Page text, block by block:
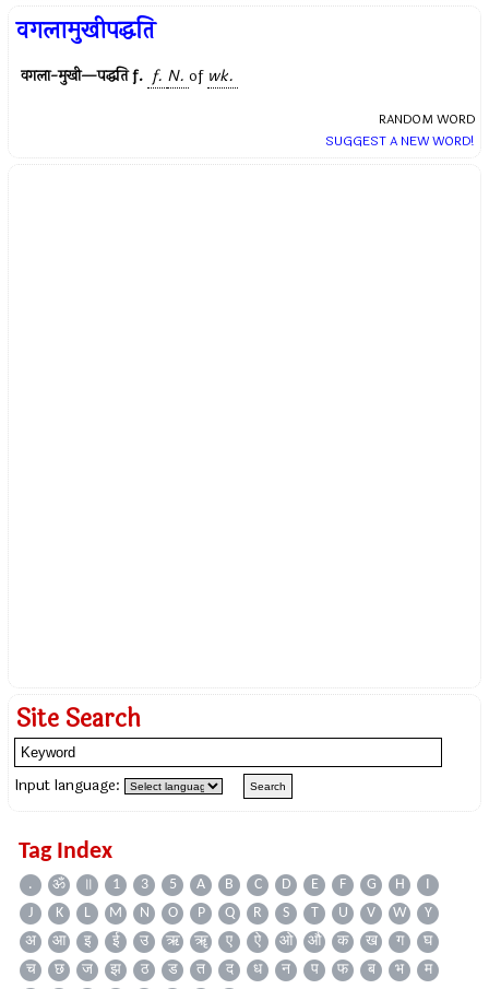
वगलामुखीपद्धति
वगला-मुखी—पद्धतिf. f. N. of wk.
RANDOM WORD
SUGGEST A NEW WORD!
Site Search
Input language:
Tag Index
. ॐ ॥ 1 3 5 A B C D E F G H
I
J
K L M N O P Q R S T U V W
Y
अ
आ इ ई उ ऋ ॠ ए ऐ ओ औ क ख ग
घ
च
छ ज झ ठ ड त द ध न प फ ब भ
म